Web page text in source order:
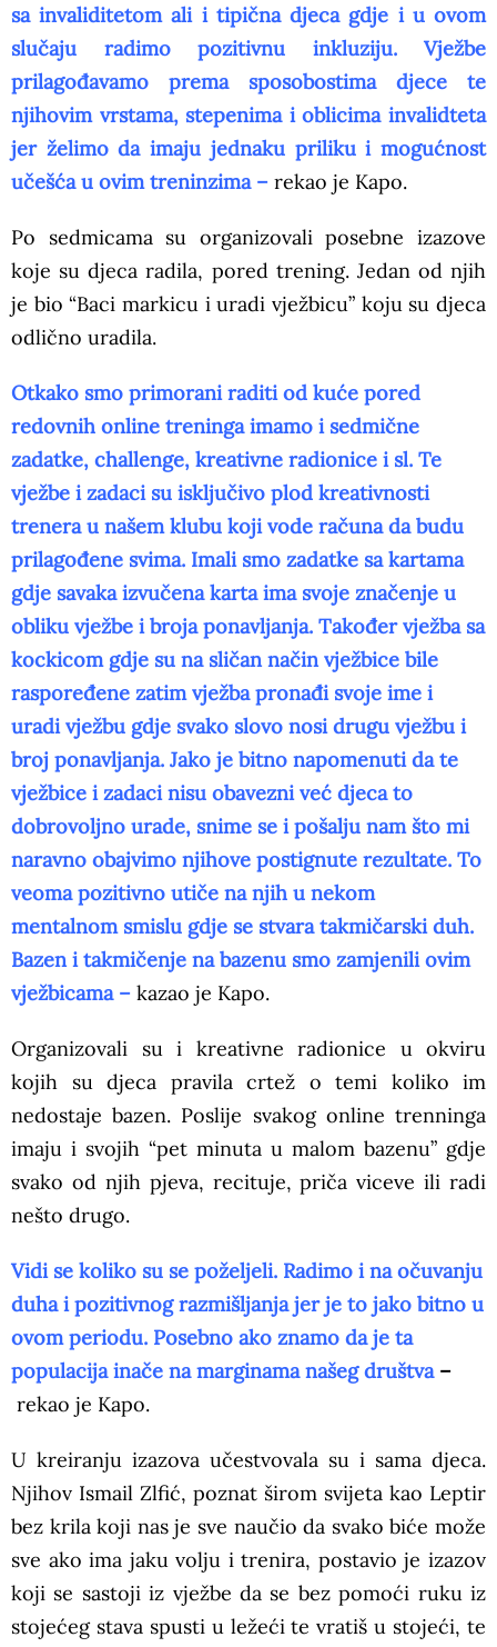
sa invaliditetom ali i tipična djeca gdje i u ovom
slučaju radimo pozitivnu inkluziju. Vježbe
prilagođavamo prema sposobostima djece te
njihovim vrstama, stepenima i oblicima invalidteta
jer želimo da imaju jednaku priliku i mogućnost
učešća u ovim treninzima – rekao je Kapo.
Po sedmicama su organizovali posebne izazove
koje su djeca radila, pored trening. Jedan od njih
je bio “Baci markicu i uradi vježbicu” koju su djeca
odlično uradila.
Otkako smo primorani raditi od kuće pored
redovnih online treninga imamo i sedmične
zadatke, challenge, kreativne radionice i sl. Te
vježbe i zadaci su isključivo plod kreativnosti
trenera u našem klubu koji vode računa da budu
prilagođene svima. Imali smo zadatke sa kartama
gdje savaka izvučena karta ima svoje značenje u
obliku vježbe i broja ponavljanja. Također vježba sa
kockicom gdje su na sličan način vježbice bile
raspoređene zatim vježba pronađi svoje ime i
uradi vježbu gdje svako slovo nosi drugu vježbu i
broj ponavljanja. Jako je bitno napomenuti da te
vježbice i zadaci nisu obavezni već djeca to
dobrovoljno urade, snime se i pošalju nam što mi
naravno obajvimo njihove postignute rezultate. To
veoma pozitivno utiče na njih u nekom
mentalnom smislu gdje se stvara takmičarski duh.
Bazen i takmičenje na bazenu smo zamjenili ovim
vježbicama – kazao je Kapo.
Organizovali su i kreativne radionice u okviru
kojih su djeca pravila crtež o temi koliko im
nedostaje bazen. Poslije svakog online trenninga
imaju i svojih “pet minuta u malom bazenu” gdje
svako od njih pjeva, recituje, priča viceve ili radi
nešto drugo.
Vidi se koliko su se poželjeli. Radimo i na očuvanju
duha i pozitivnog razmišljanja jer je to jako bitno u
ovom periodu. Posebno ako znamo da je ta
populacija inače na marginama našeg društva–
rekao je Kapo.
U kreiranju izazova učestvovala su i sama djeca.
Njihov Ismail Zlfić, poznat širom svijeta kao Leptir
bez krila koji nas je sve naučio da svako biće može
sve ako ima jaku volju i trenira, postavio je izazov
koji se sastoji iz vježbe da se bez pomoći ruku iz
stojećeg stava spusti u ležeći te vratiš u stojeći, te